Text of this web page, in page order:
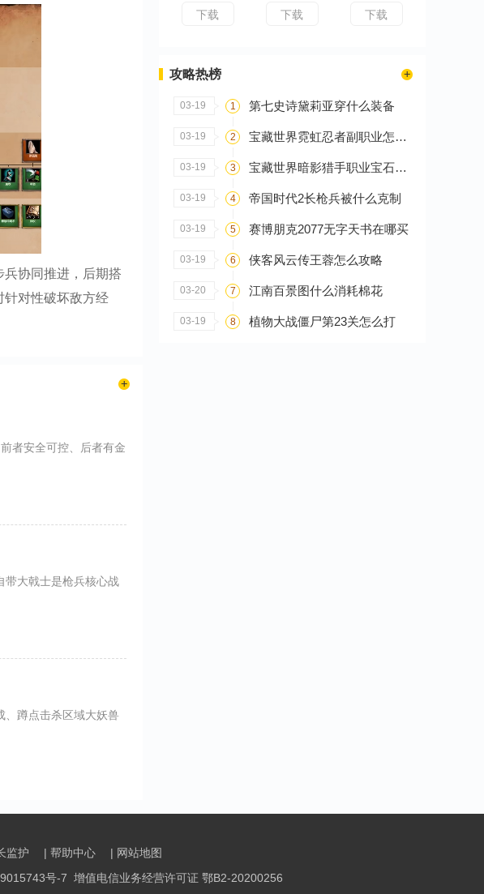
协同推进，后期搭
针对性破坏敌方经
者安全可控、后者有金
带大戟士是枪兵核心战
、蹲点击杀区域大妖兽
下载 下载 下载
攻略热榜
03-19 1 第七史诗黛莉亚穿什么装备
03-19 2 宝藏世界霓虹忍者副职业怎么选
03-19 3 宝藏世界暗影猎手职业宝石怎么搭配
03-19 4 帝国时代2长枪兵被什么克制
03-19 5 赛博朋克2077无字天书在哪买
03-19 6 侠客风云传王蓉怎么攻略
03-20 7 江南百景图什么消耗棉花
03-19 8 植物大战僵尸第23关怎么打
监护 | 帮助中心
| 网站地图
号-7 增值电信业务经营许可证 鄂B2-20200256